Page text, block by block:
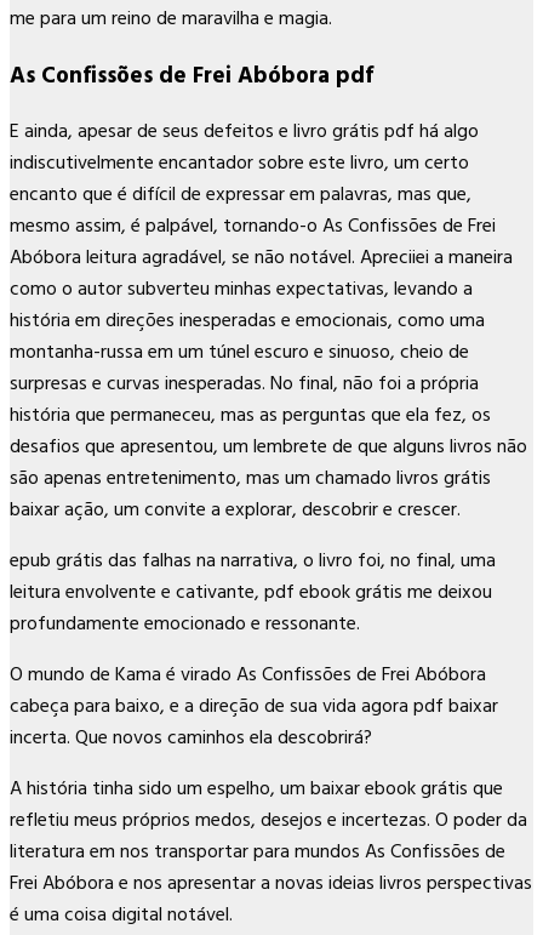
me para um reino de maravilha e magia.
As Confissões de Frei Abóbora pdf
E ainda, apesar de seus defeitos e livro grátis pdf há algo
indiscutivelmente encantador sobre este livro, um certo
encanto que é difícil de expressar em palavras, mas que,
mesmo assim, é palpável, tornando-o As Confissões de Frei
Abóbora leitura agradável, se não notável. Apreciiei a maneira
como o autor subverteu minhas expectativas, levando a
história em direções inesperadas e emocionais, como uma
montanha-russa em um túnel escuro e sinuoso, cheio de
surpresas e curvas inesperadas. No final, não foi a própria
história que permaneceu, mas as perguntas que ela fez, os
desafios que apresentou, um lembrete de que alguns livros não
são apenas entretenimento, mas um chamado livros grátis
baixar ação, um convite a explorar, descobrir e crescer.
epub grátis das falhas na narrativa, o livro foi, no final, uma
leitura envolvente e cativante, pdf ebook grátis me deixou
profundamente emocionado e ressonante.
O mundo de Kama é virado As Confissões de Frei Abóbora
cabeça para baixo, e a direção de sua vida agora pdf baixar
incerta. Que novos caminhos ela descobrirá?
A história tinha sido um espelho, um baixar ebook grátis que
refletiu meus próprios medos, desejos e incertezas. O poder da
literatura em nos transportar para mundos As Confissões de
Frei Abóbora e nos apresentar a novas ideias livros perspectivas
é uma coisa digital notável.